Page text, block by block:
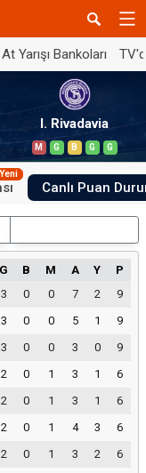
At Yarışı Bankoları
I. Rivadavia
M G B G G
Yeni
Canlı Puan
G B M A Y
P
3 0 0 7 2
9
3 0 0 5 1
9
3 0 0 3 0
9
2 0 1 3 1
6
2 0 1 3 1
6
2 0 1 4 3
6
2 0 1 3 2
6